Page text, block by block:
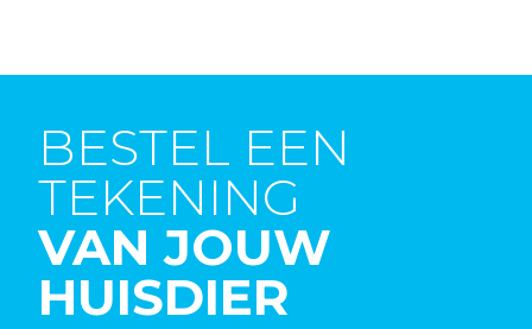
BESTEL EEN
TEKENING
VAN JOUW
HUISDIER